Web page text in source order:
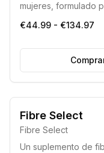
mujeres, formulado
buscando revitalizar
€44.99 - €134.97
Fibre Select
Fibre Select
Un suplemento de